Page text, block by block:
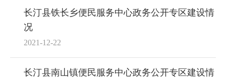
2021-12-22
长汀县铁长乡便民服务中心政务公开专区建设情
况
长汀县南山镇便民服务中心政务公开专区建设情